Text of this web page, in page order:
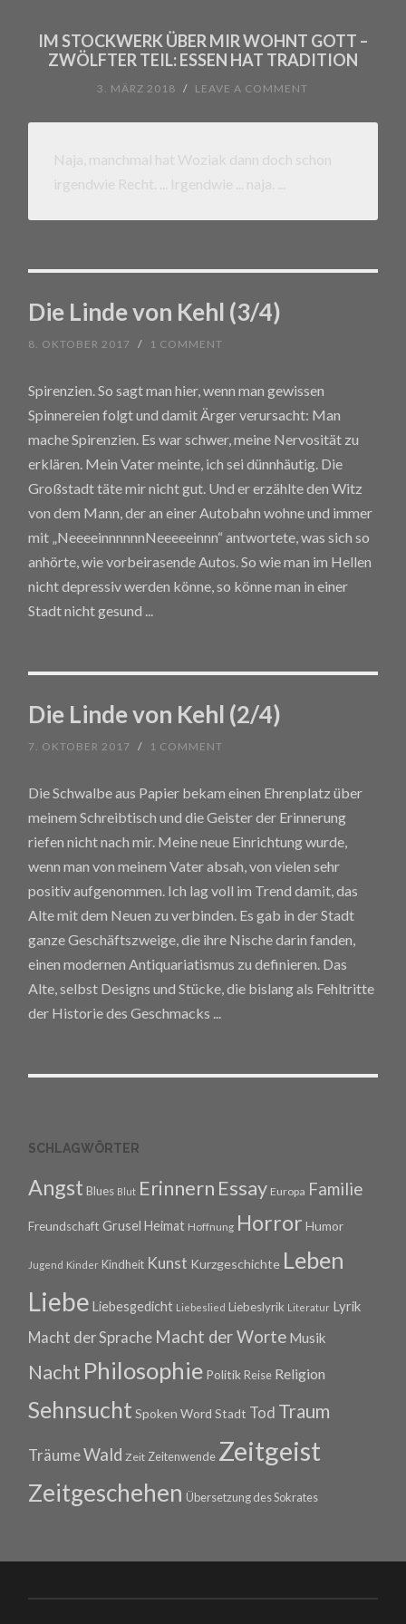
IM STOCKWERK ÜBER MIR WOHNT GOTT –
ZWÖLFTER TEIL: ESSEN HAT TRADITION
3. MÄRZ 2018 / LEAVE A COMMENT
Naja, manchmal hat Woziak dann doch schon
irgendwie Recht. ... Irgendwie ... naja.
Die Linde von Kehl (3/4)
8. OKTOBER 2017 / 1 COMMENT
Spirenzien. So sagt man hier, wenn man gewissen
Spinnereien folgt und damit Ärger verursacht: Man
mache Spirenzien. Es war schwer, meine Nervosität zu
erklären. Mein Vater meinte, ich sei dünnhäutig. Die
Großstadt täte mir nicht gut. Und er erzählte den Witz
von dem Mann, der an einer Autobahn wohne und immer
mit „NeeeeinnnnnnNeeeeeinnn“ antwortete, was sich so
anhörte, wie vorbeirasende Autos. So wie man im Hellen
nicht depressiv werden könne, so könne man in einer
Stadt nicht gesund ...
Die Linde von Kehl (2/4)
7. OKTOBER 2017 / 1 COMMENT
Die Schwalbe aus Papier bekam einen Ehrenplatz über
meinem Schreibtisch und die Geister der Erinnerung
riefen nicht nach mir. Meine neue Einrichtung wurde,
wenn man von meinem Vater absah, von vielen sehr
positiv aufgenommen. Ich lag voll im Trend damit, das
Alte mit dem Neuen zu verbinden. Es gab in der Stadt
ganze Geschäftszweige, die ihre Nische darin fanden,
einen modernen Antiquariatismus zu definieren. Das
Alte, selbst Designs und Stücke, die bislang als Fehltritte
der Historie des Geschmacks ...
SCHLAGWÖRTER
Angst Blues Blut Erinnern Essay Europa Familie
Freundschaft Grusel Heimat Hoffnung Horror Humor
Jugend Kinder Kindheit Kunst Kurzgeschichte Leben
Liebe Liebesgedicht Liebeslied Liebeslyrik Literatur Lyrik
Macht der Sprache Macht der Worte Musik
Nacht Philosophie Politik Reise Religion
Sehnsucht Spoken Word Stadt Tod Traum
TräumeWald Zeit Zeitenwende Zeitgeist
Zeitgeschehen Übersetzung des Sokrates